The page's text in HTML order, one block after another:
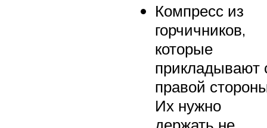
Компресс из
горчичников,
которые
прикладывают
правой
Их нужно